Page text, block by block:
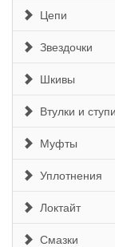
Цепи
Звездочки
Шкивы
Втулки и
Муфты
Уплотнения
Локтайт
Смазки